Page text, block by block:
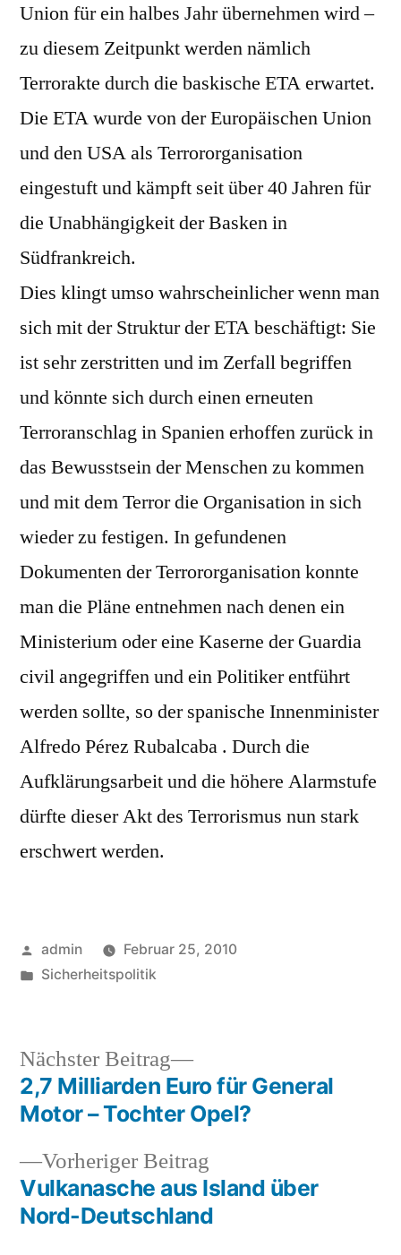
Union für ein halbes Jahr übernehmen wird –
zu diesem Zeitpunkt werden nämlich
Terrorakte durch die baskische ETA erwartet.
Die ETA wurde von der Europäischen Union
und den USA als Terrororganisation
eingestuft und kämpft seit über 40 Jahren für
die Unabhängigkeit der Basken in
Südfrankreich.
Dies klingt umso wahrscheinlicher wenn man
sich mit der Struktur der ETA beschäftigt: Sie
ist sehr zerstritten und im Zerfall begriffen
und könnte sich durch einen erneuten
Terroranschlag in Spanien erhoffen zurück in
das Bewusstsein der Menschen zu kommen
und mit dem Terror die Organisation in sich
wieder zu festigen. In gefundenen
Dokumenten der Terrororganisation konnte
man die Pläne entnehmen nach denen ein
Ministerium oder eine Kaserne der Guardia
civil angegriffen und ein Politiker entführt
werden sollte, so der spanische Innenminister
Alfredo Pérez Rubalcaba . Durch die
Aufklärungsarbeit und die höhere Alarmstufe
dürfte dieser Akt des Terrorismus nun stark
erschwert werden.
Veröffentlicht
von
admin
Februar 25, 2010
Veröffentlicht
Sicherheitspolitik
Beitragsnavigation
Vorheriger Beitrag
Beitrag:
Vulkanasche aus Island über
Nord-Deutschland
Nächster Beitrag
Nächster
Beitrag:
2,7 Milliarden Euro für General
Motor – Tochter Opel?